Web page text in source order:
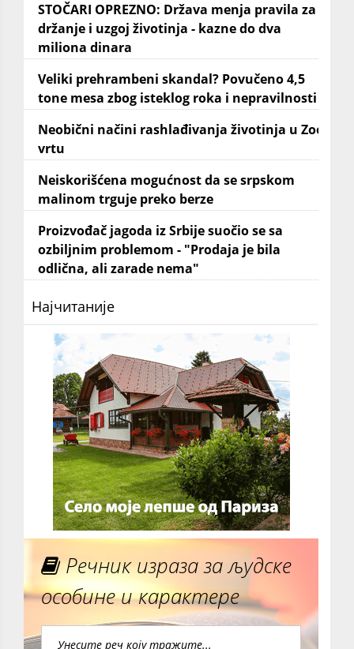
STOČARI OPREZNO: Država menja pravila za
držanje i uzgoj životinja - kazne do dva
miliona dinara
Veliki prehrambeni skandal? Povučeno 4,5
tone mesa zbog isteklog roka i nepravilnosti
Neobični načini rashlađivanja životinja u Zoo
vrtu
Neiskorišćena mogućnost da se srpskom
malinom trguje preko berze
Proizvođač jagoda iz Srbije suočio se sa
ozbiljnim problemom - "Prodaja je bila
odlična, ali zarade nema"
Најчитаније
Речник израза за људске
особине и карактере